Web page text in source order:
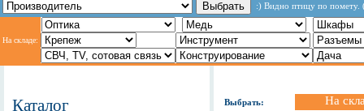
:) Видно птицу по помету.
На складе:
Каталог Выбрать: На